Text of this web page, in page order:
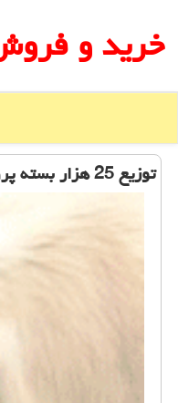
خرید و
توزیع 25 هزار بسته پروتئینی بین اقشار صدمه دیده از كرونا